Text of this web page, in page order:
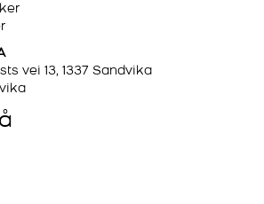
vei 13, 1337 Sandvika